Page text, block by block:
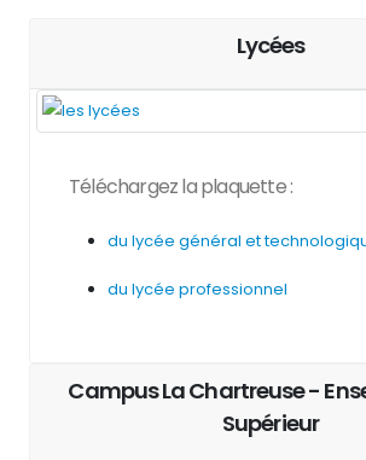
Lycées
Téléchargez la plaquette :
du lycée général et
du lycée professionnel
Campus La Chartreuse -
Supérieur